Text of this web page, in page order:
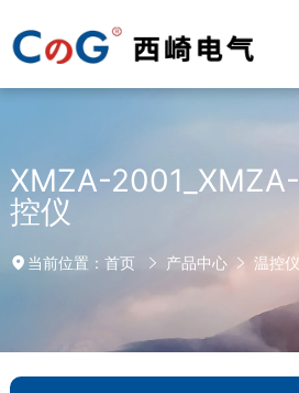
XMZA-
控仪
当前位置： 首页 产品中心 温控仪